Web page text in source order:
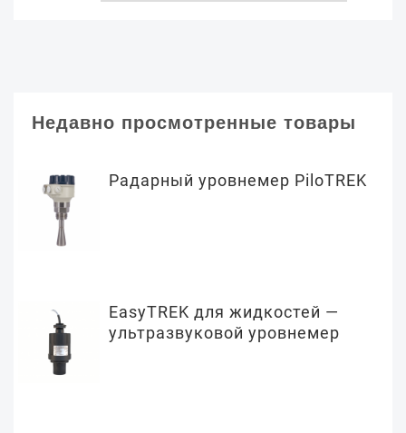
Недавно просмотренные товары
Радарный уровнемер PiloTREK
EasyTREK для жидкостей —
ультразвуковой уровнемер